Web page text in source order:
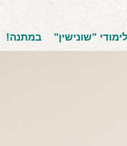
לימודי "שונישין" במתנה!